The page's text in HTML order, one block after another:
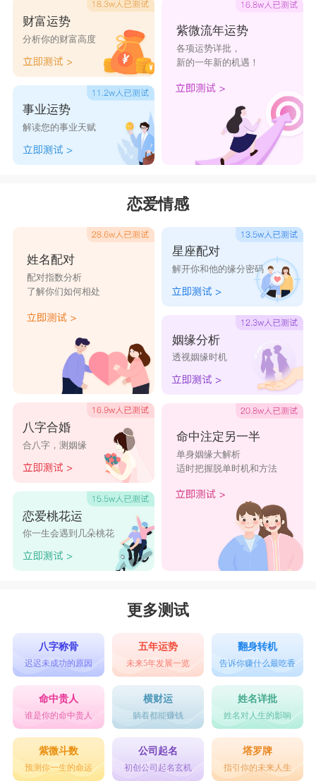
财富运势
分析你的财富高度
事业运势
解读您的事业天赋
紫微流年运势
各项运势详批，
新的一年新的机遇！
恋爱情感
姓名配对
配对指数分析
了解你们如何相处
八字合婚
合八字，测姻缘
恋爱桃花运
你一生会遇到几朵桃花
星座配对
解开你和他的缘分密码
姻缘分析
透视姻缘时机
命中注定另一半
单身姻缘大解析
适时把握脱单时机和方法
更多测试
八字称骨
迟迟未成功的原因
五年运势
未来5年发展一览
翻身转机
告诉你赚什么最吃香
命中贵人
谁是你的命中贵人
横财运
躺着都能赚钱
姓名详批
姓名对人生的影响
紫微斗数
预测你一生的命运
公司起名
初创公司起名玄机
塔罗牌
指引你的未来人生